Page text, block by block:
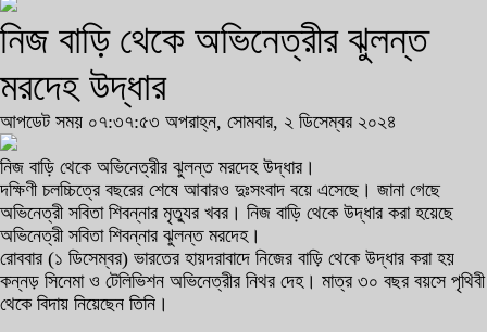
নিজ বাড়ি থেকে অভিনেত্রীর ঝুলন্ত
মরদেহ উদ্ধার
আপডেট সময় ০৭:৩৭:৫৩ অপরাহ্ন, সোমবার, ২ ডিসেম্বর ২০২৪
নিজ বাড়ি থেকে অভিনেত্রীর ঝুলন্ত মরদেহ উদ্ধার।
দক্ষিণী চলচ্চিত্রে বছরের শেষে আবারও দুঃসংবাদ বয়ে এসেছে। জানা গেছে
অভিনেত্রী সবিতা শিবন্নার মৃত্যুর খবর। নিজ বাড়ি থেকে উদ্ধার করা হয়েছে
অভিনেত্রী সবিতা শিবন্নার ঝুলন্ত মরদেহ।
রোববার (১ ডিসেম্বর) ভারতের হায়দরাবাদে নিজের বাড়ি থেকে উদ্ধার করা হয়
কন্নড় সিনেমা ও টেলিভিশন অভিনেত্রীর নিথর দেহ। মাত্র ৩০ বছর বয়সে পৃথিবী
থেকে বিদায় নিয়েছেন তিনি।